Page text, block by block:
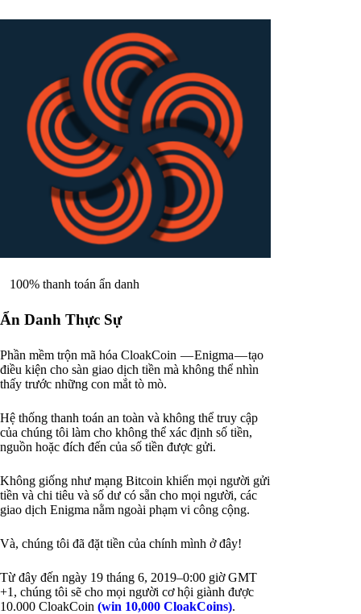
100% thanh toán ẩn danh
Ẩn Danh Thực Sự
Phần mềm trộn mã hóa CloakCoin — Enigma — tạo
điều kiện cho sàn giao dịch tiền mà không thể nhìn
thấy trước những con mắt tò mò.
Hệ thống thanh toán an toàn và không thể truy cập
của chúng tôi làm cho không thể xác định số tiền,
nguồn hoặc đích đến của số tiền được gửi.
Không giống như mạng Bitcoin khiến mọi người gửi
tiền và chi tiêu và số dư có sẵn cho mọi người, các
giao dịch Enigma nằm ngoài phạm vi công cộng.
Và, chúng tôi đã đặt tiền của chính mình ở đây!
Từ đây đến ngày 19 tháng 6, 2019–0:00 giờ GMT
+1, chúng tôi sẽ cho mọi người cơ hội giành được
10.000 CloakCoin (win 10,000 CloakCoins).